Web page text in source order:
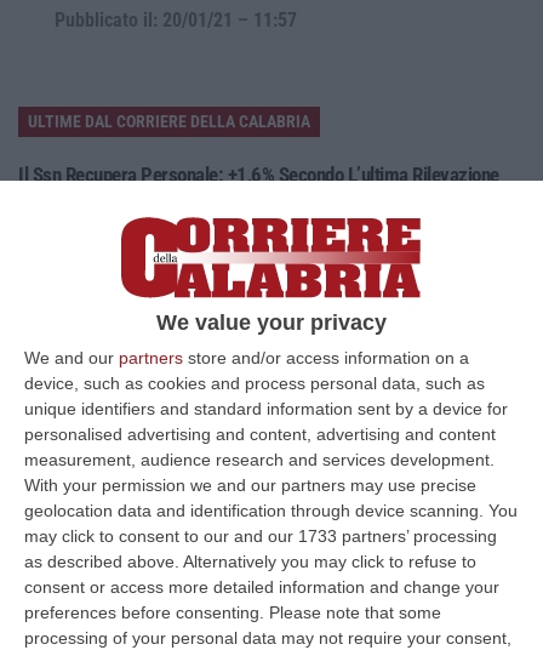
We value your privacy
We and our partners store and/or access information on a
device, such as cookies and process personal data, such as
unique identifiers and standard information sent by a device for
personalised advertising and content, advertising and content
measurement, audience research and services development.
With your permission we and our partners may use precise
geolocation data and identification through device scanning. You
may click to consent to our and our 1733 partners’ processing
as described above. Alternatively you may click to refuse to
consent or access more detailed information and change your
preferences before consenting.
Please note that some
processing of your personal data may not require your consent,
Pubblicato il: 20/01/21 – 11:57
ULTIME DAL CORRIERE DELLA CALABRIA
Il Ssn Recupera Personale: +1,6% Secondo L’ultima Rilevazione
“ROMA Il Servizio sanitario nazionale continua a recuperare personale
dopo gli anni di contrazione che hanno caratterizzato il decennio scor…
08 Agosto, 18:05
«Dovevamo Rispettare Mallamace»
“CATANZARO Un piccolo foglio che arriva dal carcere e diventa, nel
racconto del collaboratore di giustizia, una sorta di lasciapassare. Rocc…
08 Agosto, 18:01
Dall’inferno Di Marcinelle Alla Sicurezza Di Oggi, Un Monito
Inascoltato Che Dura Da 70 Anni
“Il disastro di Marcinelle, avvenuto settant’anni orsono, l’8 agosto 1956,
nella miniera Bois du Cazier in Belgio, che provocò la morte di 2…
08 Agosto, 17:20